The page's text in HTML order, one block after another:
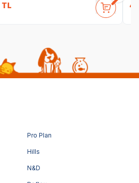
TL
Pro Plan
Hills
N&D